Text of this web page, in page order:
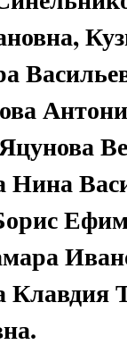
Нина